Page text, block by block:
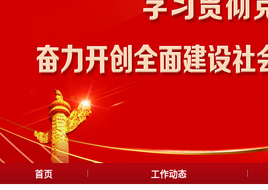
首页 工作动态